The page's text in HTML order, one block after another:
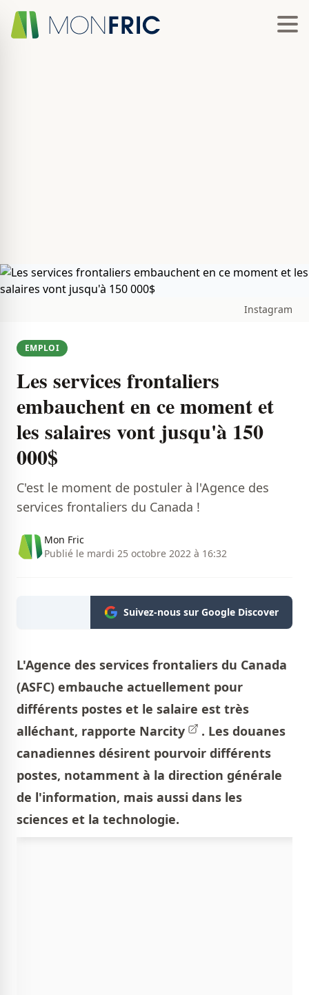
Instagram
EMPLOI
Les services frontaliers
embauchent en ce moment et
les salaires vont jusqu'à 150
000$
C'est le moment de postuler à l'Agence des
services frontaliers du Canada !
Mon Fric
Publié le mardi 25 octobre 2022 à 16:32
Suivez-nous sur Google Discover
L'Agence des services frontaliers du Canada
(ASFC) embauche actuellement pour
différents postes et le salaire est très
alléchant, rapporte Narcity
. Les douanes
canadiennes désirent pourvoir différents
postes, notamment à la direction générale
de l'information, mais aussi dans les
sciences et la technologie.